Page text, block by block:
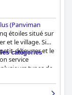
(Panviman
étoiles situé sur
et le village. Si
déjeuner et le
service
types de
jacuzzi, mais
et peu propres. La
catégories